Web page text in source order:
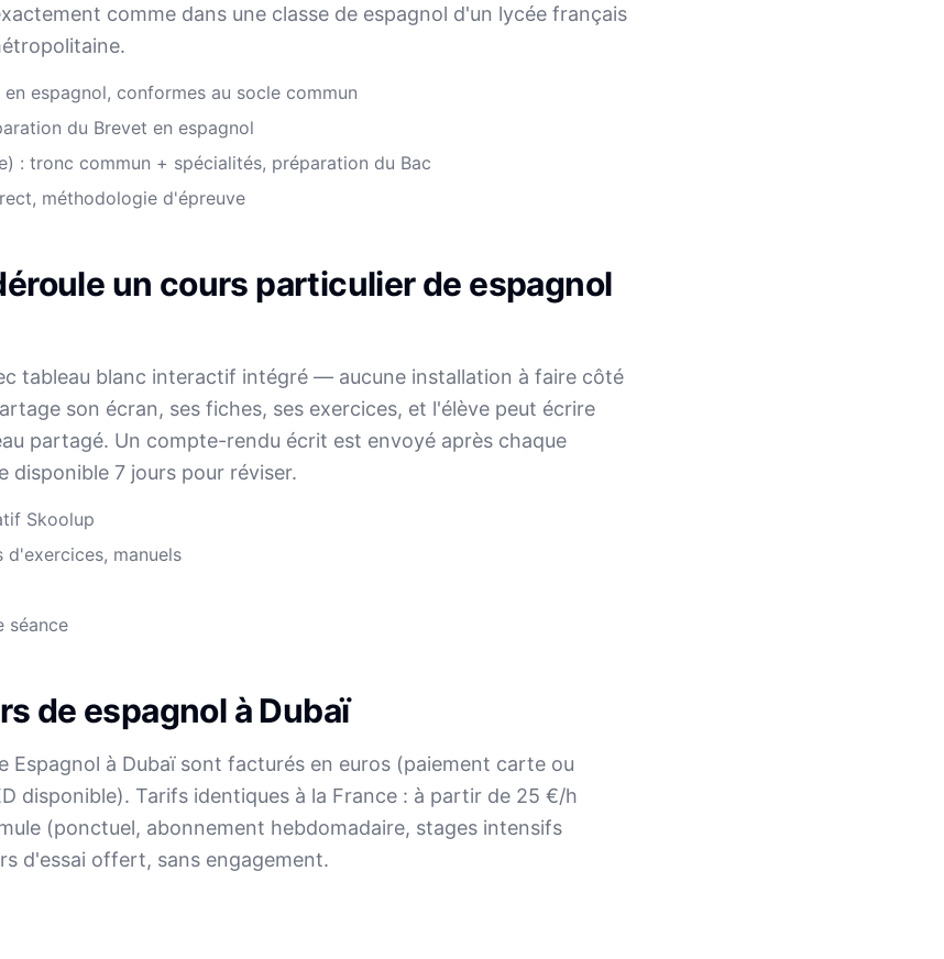
comme dans une classe de espagnol d'un lycée français
espagnol, conformes au socle commun
du Brevet en espagnol
: tronc commun + spécialités, préparation du Bac
méthodologie d'épreuve
un cours particulier de espagnol
tableau blanc interactif intégré — aucune installation à faire côté
son écran, ses fiches, ses exercices, et l'élève peut écrire
partagé. Un compte-rendu écrit est envoyé après chaque
disponible 7 jours pour réviser.
Skoolup
d'exercices, manuels
séance
de espagnol à Dubaï
Espagnol à Dubaï sont facturés en euros (paiement carte ou
disponible). Tarifs identiques à la France : à partir de 25 €/h
(ponctuel, abonnement hebdomadaire, stages intensifs
d'essai offert, sans engagement.